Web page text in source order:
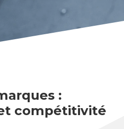
:
compétitivité